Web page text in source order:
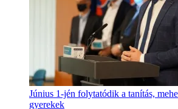
Június 1-jén folytatódik a tanítás,
gyerekek